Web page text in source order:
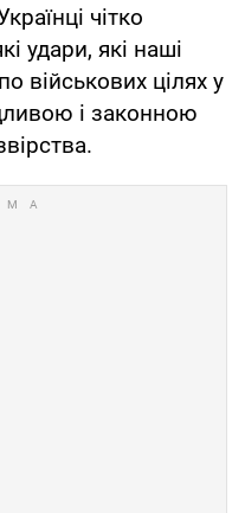
чітко
удари, які наші
військових цілях у
і законною